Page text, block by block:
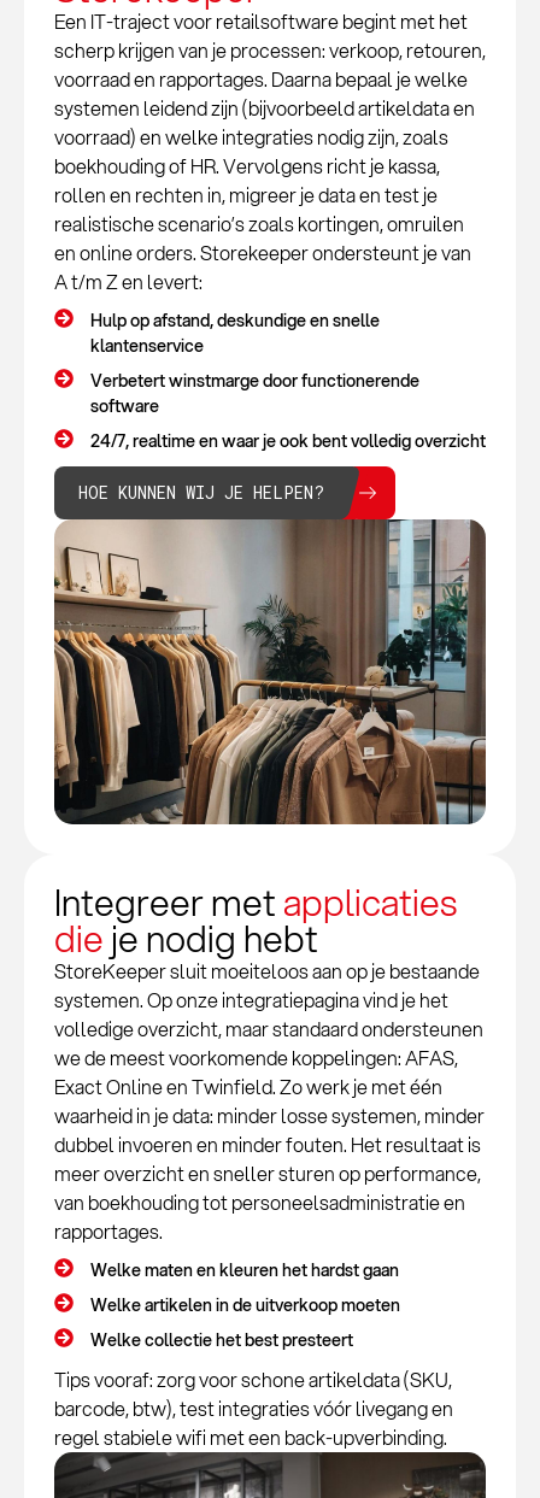
Een IT-traject voor retailsoftware begint met het
scherp krijgen van je processen: verkoop, retouren,
voorraad en rapportages. Daarna bepaal je welke
systemen leidend zijn (bijvoorbeeld artikeldata en
voorraad) en welke integraties nodig zijn, zoals
boekhouding of HR. Vervolgens richt je kassa,
rollen en rechten in, migreer je data en test je
realistische scenario’s zoals kortingen, omruilen
en online orders. Storekeeper ondersteunt je van
A t/m Z en levert:
Hulp op afstand, deskundige en snelle
klantenservice
Verbetert winstmarge door functionerende
software
24/7, realtime en waar je ook bent volledig overzicht
HOE KUNNEN WIJ JE HELPEN?
Integreer metapplicaties
die je nodig hebt
StoreKeeper sluit moeiteloos aan op je bestaande
systemen. Op onze integratiepagina vind je het
volledige overzicht, maar standaard ondersteunen
we de meest voorkomende koppelingen: AFAS,
Exact Online en Twinfield. Zo werk je met één
waarheid in je data: minder losse systemen, minder
dubbel invoeren en minder fouten. Het resultaat is
meer overzicht en sneller sturen op performance,
van boekhouding tot personeelsadministratie en
rapportages.
Welke maten en kleuren het hardst gaan
Welke artikelen in de uitverkoop moeten
Welke collectie het best presteert
Tips vooraf: zorg voor schone artikeldata (SKU,
barcode, btw), test integraties vóór livegang en
regel stabiele wifi met een back-upverbinding.